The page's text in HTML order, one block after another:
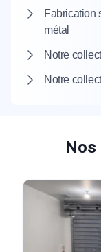
Fabrication
métal
Notre
Notre
Nos